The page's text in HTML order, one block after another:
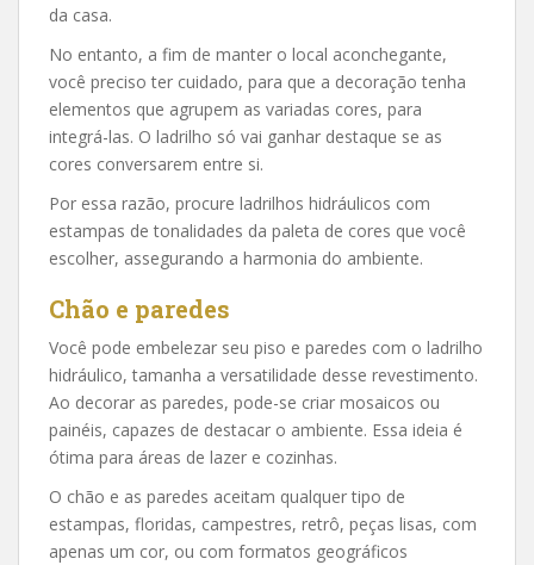
da casa.
No entanto, a fim de manter o local aconchegante,
você preciso ter cuidado, para que a decoração tenha
elementos que agrupem as variadas cores, para
integrá-las. O ladrilho só vai ganhar destaque se as
cores conversarem entre si.
Por essa razão, procure ladrilhos hidráulicos com
estampas de tonalidades da paleta de cores que você
escolher, assegurando a harmonia do ambiente.
Chão e paredes
Você pode embelezar seu piso e paredes com o ladrilho
hidráulico, tamanha a versatilidade desse revestimento.
Ao decorar as paredes, pode-se criar mosaicos ou
painéis, capazes de destacar o ambiente. Essa ideia é
ótima para áreas de lazer e cozinhas.
O chão e as paredes aceitam qualquer tipo de
estampas, floridas, campestres, retrô, peças lisas, com
apenas um cor, ou com formatos geográficos